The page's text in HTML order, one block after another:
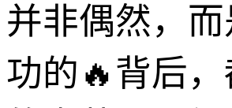
并非偶然，
功的🔥背后